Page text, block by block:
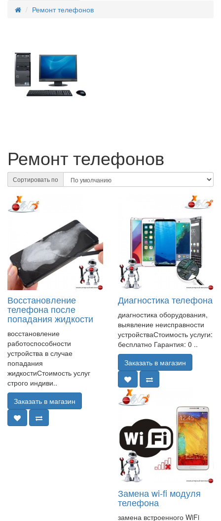
Ремонт телефонов
Ремонт телефонов
Сортировать по
Восстановление
телефона после
попадания жидкости
восстановление
работоспособности
устройства в случае
попадания
жидкостиСтоимость услуг
строго индиви..
Заказать в магазин
Диагностика телефона
диагностика оборудования,
выявление неисправности
устройстваСтоимость услуги:
бесплатно Гарантия: 0 ..
Заказать в магазин
Замена wi-fi модуля
телефона
замена встроенного WiFi